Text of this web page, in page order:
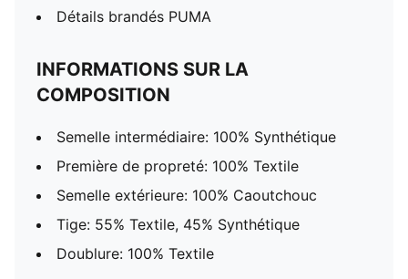
Détails brandés PUMA
INFORMATIONS SUR LA
COMPOSITION
Semelle intermédiaire: 100% Synthétique
Première de propreté: 100% Textile
Semelle extérieure: 100% Caoutchouc
Tige: 55% Textile, 45% Synthétique
Doublure: 100% Textile